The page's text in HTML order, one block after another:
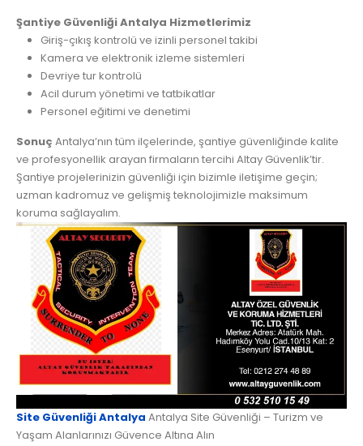
Şantiye Güvenliği Antalya Hizmetlerimiz
Giriş-çıkış kontrolü ve izinli personel takibi
Kamera ve elektronik izleme sistemleri
Devriye tur kontrolü
Acil durum yönetimi ve tatbikatlar
Personel eğitimi ve denetimi
Sonuç Antalya’nın tüm ilçelerinde, şantiye güvenliğinde kalite
ve profesyonellik arayan firmaların tercihi Altay Güvenlik’tir.
Şantiye projelerinizin güvenliği için bizimle iletişime geçin;
uzman kadromuz ve gelişmiş teknolojimizle maksimum
koruma sağlayalım.
Site Güvenliği Antalya Antalya Site Güvenliği – Turizm ve
Yaşam Alanlarınızı Güvence Altına Alın